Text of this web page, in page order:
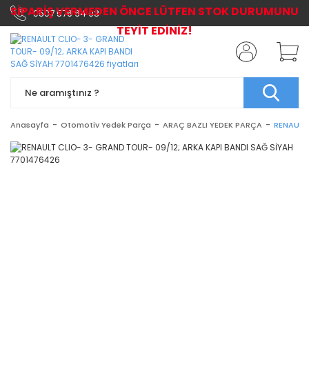
0507 576 64 03
Anasayfa Otomotiv Yedek Parça ARAÇ BAZLI YEDEK PARÇA
SİPARİŞ VERMEDEN ÖNCE LÜTFEN STOK DURUMUNU
TEYİT EDİNİZ!